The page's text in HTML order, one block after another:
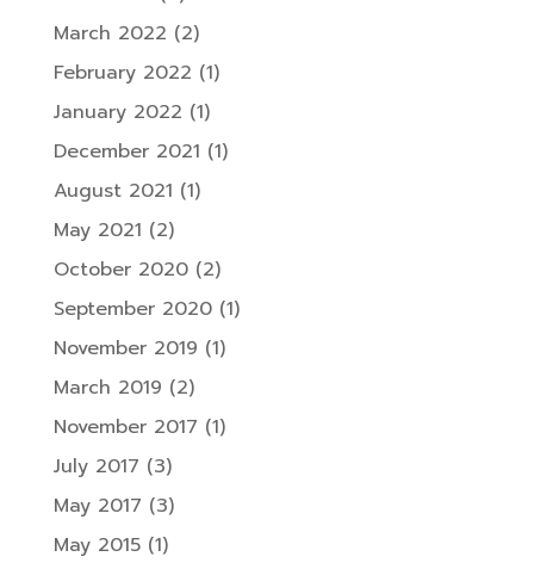
March 2022 (2)
February 2022 (1)
January 2022 (1)
December 2021 (1)
August 2021 (1)
May 2021 (2)
October 2020(2)
September 2020(1)
November 2019 (1)
March 2019 (2)
November 2017 (1)
July 2017 (3)
May 2017 (3)
May 2015(1)